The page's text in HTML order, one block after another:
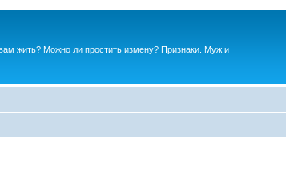
жить? Можно ли простить измену? Признаки. Муж и